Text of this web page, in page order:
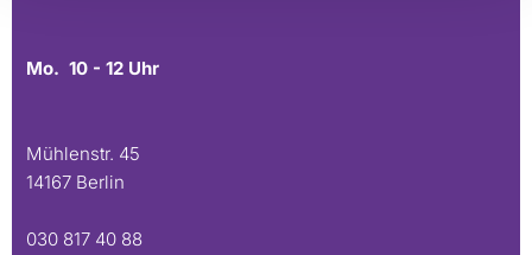
Mo. 10 - 12 Uhr
Mühlenstr. 45
14167 Berlin
030 817 40 88